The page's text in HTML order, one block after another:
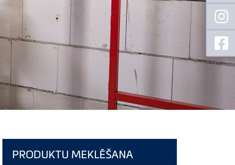
PRODUKTU MEKLĒŠANA